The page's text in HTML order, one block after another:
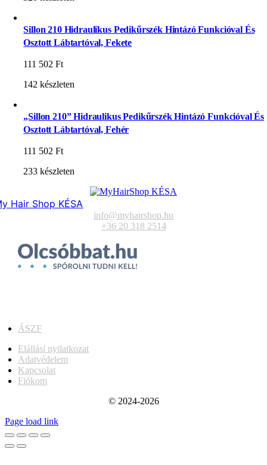
Sillon 210 Hidraulikus Pedikűrszék Hintázó Funkcióval És
Osztott Lábtartóval, Fekete
111 502Ft
142 készleten
„Sillon 210” Hidraulikus Pedikűrszék Hintázó Funkcióval És
Osztott Lábtartóval, Fehér
111 502Ft
233 készleten
Hair Shop KÉSA
info@myhairshop.hu
+36 20 318 2514
ÁSZF
Elállási nyilatkozat
Adatvédelem
Kapcsolat
Fiókom
© 2024-2026
Page load link